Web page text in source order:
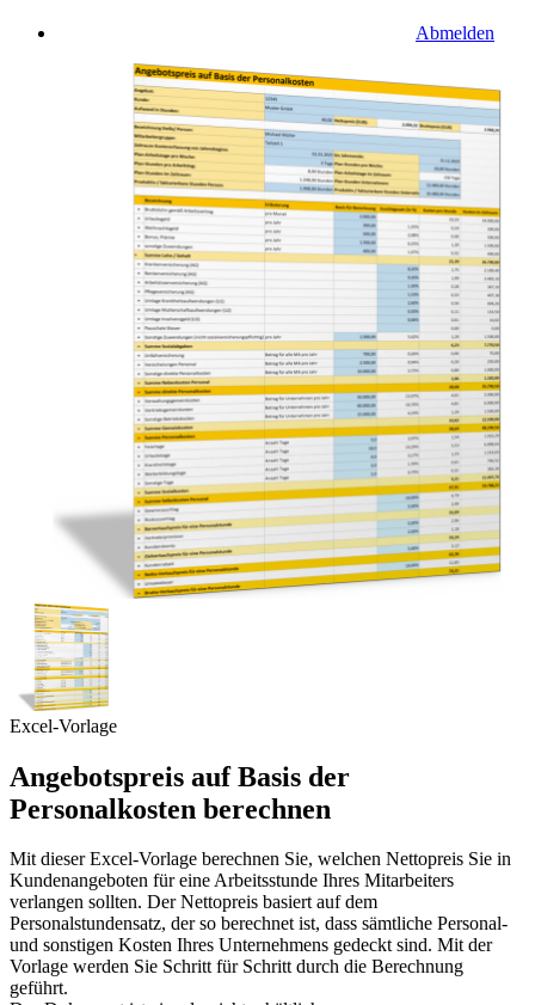
Abmelden
Excel-Vorlage
Angebotspreis auf Basis der
Personalkosten berechnen
Mit dieser Excel-Vorlage berechnen Sie, welchen Nettopreis Sie in
Kundenangeboten für eine Arbeitsstunde Ihres Mitarbeiters
verlangen sollten. Der Nettopreis basiert auf dem
Personalstundensatz, der so berechnet ist, dass sämtliche Personal-
und sonstigen Kosten Ihres Unternehmens gedeckt sind. Mit der
Vorlage werden Sie Schritt für Schritt durch die Berechnung
geführt.